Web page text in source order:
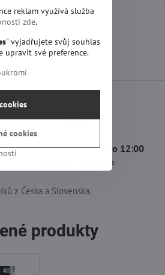
Objednávky vytvořené do 12:00
odešleme ještě dnes
z Česka a Slovenska.
produkty
reklam využívá služba
zde.
" vyjadřujete svůj souhlas
upravit své preference.
cookies